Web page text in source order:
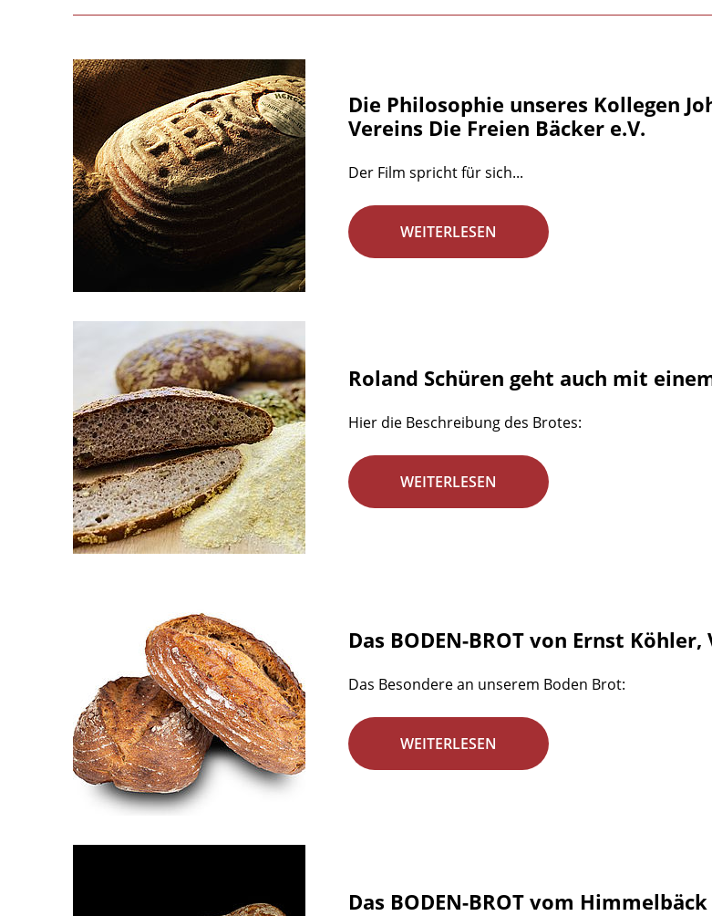
Die Philosophie unseres Kollegen
Vereins Die Freien Bäcker e.V.
Der Film spricht für sich...
WEITERLESEN
Roland Schüren geht auch mit
Hier die Beschreibung des Brotes:
WEITERLESEN
Das BODEN-BROT von Ernst
Das Besondere an unserem Boden Brot:
WEITERLESEN
Das BODEN-BROT vom Himmelbäck